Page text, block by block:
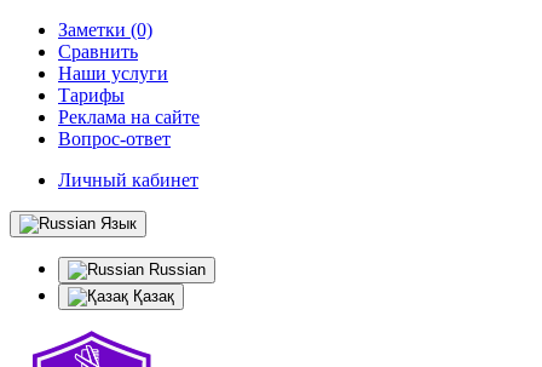
Заметки (0)
Сравнить
Наши услуги
Тарифы
Реклама на сайте
Вопрос-ответ
Личный кабинет
Язык
Russian
Қазақ